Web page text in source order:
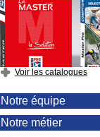
Voir les catalogues
Notre équipe
Notre métier